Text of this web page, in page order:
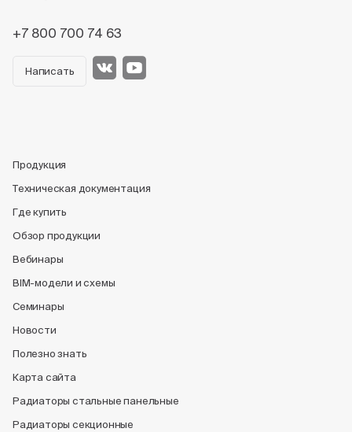
+7 800 700 74 63
Написать
Продукция
Техническая документация
Где купить
Обзор продукции
Вебинары
BIM-модели и схемы
Семинары
Новости
Полезно знать
Карта сайта
Радиаторы стальные панельные
Радиаторы секционные